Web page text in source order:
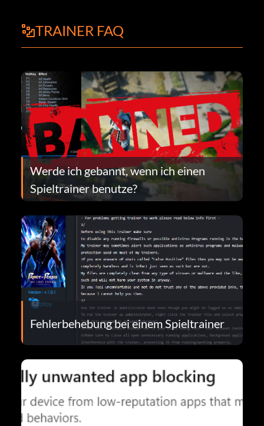
TRAINER FAQ
Werde ich gebannt, wenn ich einen
Spieltrainer benutze?
Fehlerbehebung bei einem Spieltrainer